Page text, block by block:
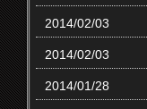
2014/02/03
2014/02/03
2014/01/28